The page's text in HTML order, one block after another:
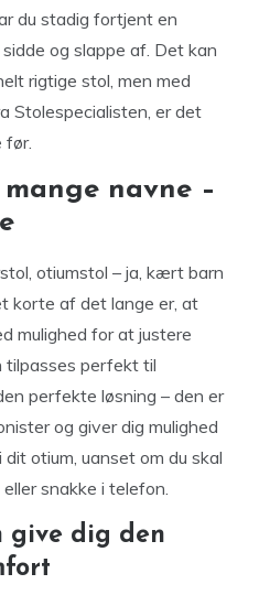
du stadig fortjent en
og slappe af. Det kan
rigtige stol, men med
Stolespecialisten, er det
før.
navne –
otiumstol – ja, kært barn
korte af det lange er, at
mulighed for at justere
tilpasses perfekt til
perfekte løsning – den er
og giver dig mulighed
otium, uanset om du skal
snakke i telefon.
give dig den